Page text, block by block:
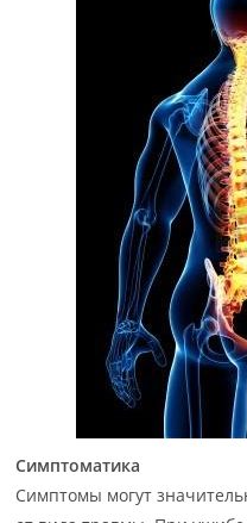
Симптоматика
Симптомы могут